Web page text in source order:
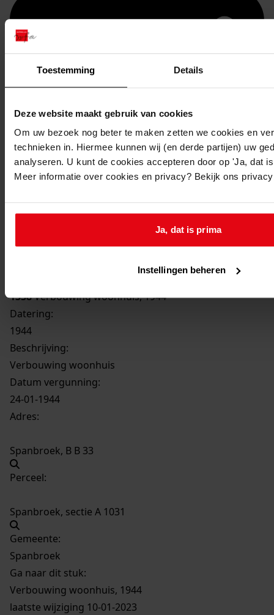
Toestemming Details
Deze website maakt gebruik van cookies
Om uw bezoek nog beter te maken zetten we cookies en
technieken in. Hiermee kunnen wij (en derde partijen) uw
analyseren. U kunt de cookies accepteren door op 'Ja, dat
Meer informatie over cookies en privacy? Bekijk ons
Ja, dat is prima
Instellingen beheren
Printen
duurzaam webadres
Inventaris
1338Verbouwing woonhuis, 1944
Datering:
1944
Beschrijving:
Verbouwing woonhuis
Datum vergunning:
24-01-1944
Adres:
Spanbroek, B B 33
Perceel:
Spanbroek, sectie A 1031
Gemeente:
Spanbroek
Ga naar dit stuk:
Verbouwing woonhuis, 1944
laatste wijziging 10-01-2023